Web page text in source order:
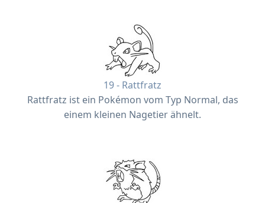
19 - Rattfratz
Rattfratz ist ein Pokémon vom Typ Normal, das
einem kleinen Nagetier ähnelt.